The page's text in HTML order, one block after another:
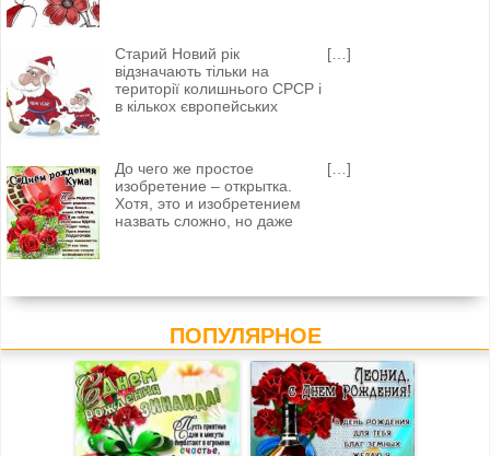
Старий Новий рік
відзначають тільки на
території колишнього СРСР і
в кількох європейських
[…]
До чего же простое
изобретение – открытка.
Хотя, это и изобретением
назвать сложно, но даже
[…]
ПОПУЛЯРНОЕ